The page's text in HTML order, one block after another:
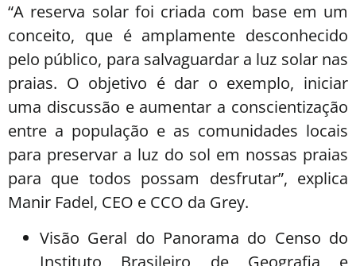
“A reserva solar foi criada com base em um
conceito, que é amplamente desconhecido
pelo público, para salvaguardar a luz solar nas
praias. O objetivo é dar o exemplo, iniciar
uma discussão e aumentar a conscientização
entre a população e as comunidades locais
para preservar a luz do sol em nossas praias
para que todos possam desfrutar”, explica
Manir Fadel, CEO e CCO da Grey.
Visão Geral do Panorama do Censo do
Instituto Brasileiro de Geografia e